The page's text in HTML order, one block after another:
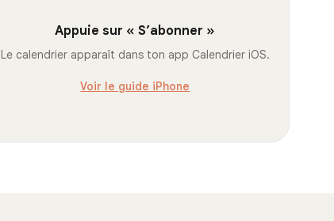
Appuie sur « S’abonner »
Le calendrier apparaît dans ton app Calendrier iOS.
Voir le guide iPhone